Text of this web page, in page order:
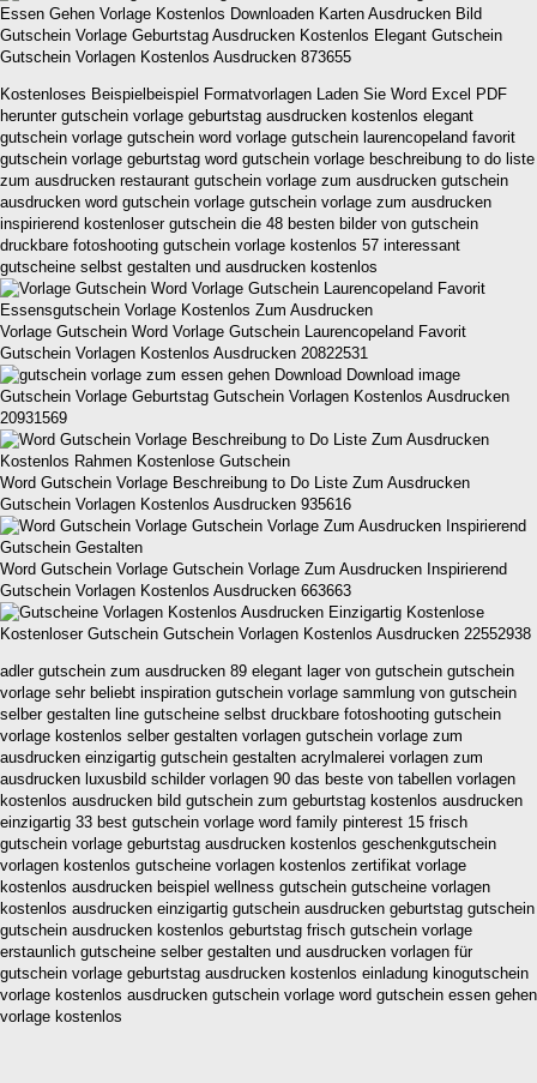
Gutschein Vorlage Geburtstag Ausdrucken Kostenlos Elegant Gutschein
Gutschein Vorlagen Kostenlos Ausdrucken 873655
Kostenloses Beispielbeispiel Formatvorlagen Laden Sie Word Excel PDF
herunter gutschein vorlage geburtstag ausdrucken kostenlos elegant
gutschein vorlage gutschein word vorlage gutschein laurencopeland favorit
gutschein vorlage geburtstag word gutschein vorlage beschreibung to do liste
zum ausdrucken restaurant gutschein vorlage zum ausdrucken gutschein
ausdrucken word gutschein vorlage gutschein vorlage zum ausdrucken
inspirierend kostenloser gutschein die 48 besten bilder von gutschein
druckbare fotoshooting gutschein vorlage kostenlos 57 interessant
gutscheine selbst gestalten und ausdrucken kostenlos
Vorlage Gutschein Word Vorlage Gutschein Laurencopeland Favorit
Gutschein Vorlagen Kostenlos Ausdrucken 20822531
Gutschein Vorlage Geburtstag Gutschein Vorlagen Kostenlos Ausdrucken
20931569
Word Gutschein Vorlage Beschreibung to Do Liste Zum Ausdrucken
Gutschein Vorlagen Kostenlos Ausdrucken 935616
Word Gutschein Vorlage Gutschein Vorlage Zum Ausdrucken Inspirierend
Gutschein Vorlagen Kostenlos Ausdrucken 663663
Kostenloser Gutschein Gutschein Vorlagen Kostenlos Ausdrucken 22552938
adler gutschein zum ausdrucken 89 elegant lager von gutschein gutschein
vorlage sehr beliebt inspiration gutschein vorlage sammlung von gutschein
selber gestalten line gutscheine selbst druckbare fotoshooting gutschein
vorlage kostenlos selber gestalten vorlagen gutschein vorlage zum
ausdrucken einzigartig gutschein gestalten acrylmalerei vorlagen zum
ausdrucken luxusbild schilder vorlagen 90 das beste von tabellen vorlagen
kostenlos ausdrucken bild gutschein zum geburtstag kostenlos ausdrucken
einzigartig 33 best gutschein vorlage word family pinterest 15 frisch
gutschein vorlage geburtstag ausdrucken kostenlos geschenkgutschein
vorlagen kostenlos gutscheine vorlagen kostenlos zertifikat vorlage
kostenlos ausdrucken beispiel wellness gutschein gutscheine vorlagen
kostenlos ausdrucken einzigartig gutschein ausdrucken geburtstag gutschein
gutschein ausdrucken kostenlos geburtstag frisch gutschein vorlage
erstaunlich gutscheine selber gestalten und ausdrucken vorlagen für
gutschein vorlage geburtstag ausdrucken kostenlos einladung kinogutschein
vorlage kostenlos ausdrucken gutschein vorlage word gutschein essen gehen
vorlage kostenlos